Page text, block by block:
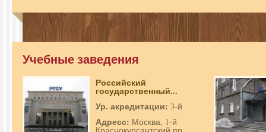
Учебные заведения
Российский
государственный...
Ур. акредитации: 3-й
Адресс: Москва, 1-й